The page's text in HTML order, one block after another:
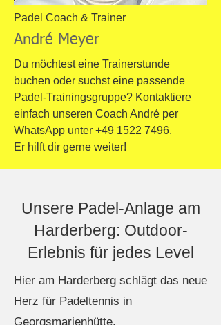
Padel Coach & Trainer
André Meyer
Du möchtest eine Trainerstunde
buchen oder suchst eine passende
Padel-Trainingsgruppe? Kontaktiere
einfach unseren Coach André per
WhatsApp unter +49 1522 7496.
Er hilft dir gerne weiter!
Unsere Padel-Anlage am
Harderberg: Outdoor-
Erlebnis für jedes Level
Hier am Harderberg schlägt das neue
Herz für Padeltennis in
Georgsmarienhütte.